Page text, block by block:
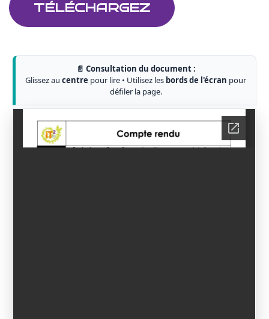
TÉLÉCHARGEZ
📄 Consultation du document :
Glissez au centre pour lire • Utilisez les bords de l'écran pour
défiler la page.